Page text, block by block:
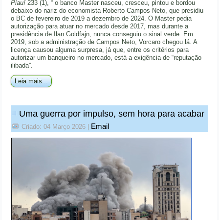
Piauí233 (1), “ o banco Master nasceu, cresceu, pintou e bordou
debaixo do nariz do economista Roberto Campos Neto, que presidiu
o BC de fevereiro de 2019 a dezembro de 2024. O Master pedia
autorização para atuar no mercado desde 2017, mas durante a
presidência de Ilan Goldfajn, nunca conseguiu o sinal verde. Em
2019, sob a administração de Campos Neto, Vorcaro chegou lá. A
licença causou alguma surpresa, já que, entre os critérios para
autorizar um banqueiro no mercado, está a exigência de “reputação
ilibada”.
Leia mais...
Uma guerra por impulso, sem hora para acabar
Criado: 04 Março 2026 Email